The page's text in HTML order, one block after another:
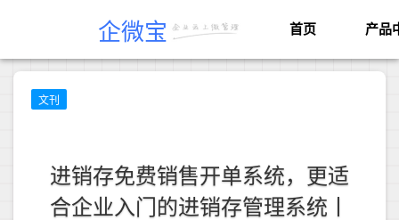
企微宝 首页 产品
文刊
进销存免费销售开单系统，更适
合企业入门的进销存管理系统丨